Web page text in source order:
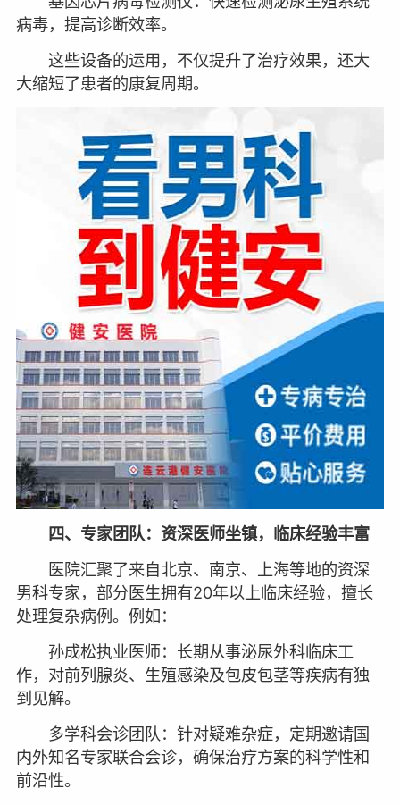
病毒，提高诊断效率。
这些设备的运用，不仅提升了治疗效果，还大
大缩短了患者的康复周期。
四、专家团队：资深医师坐镇，临床经验丰富
医院汇聚了来自北京、南京、上海等地的资深
男科专家，部分医生拥有20年以上临床经验，擅长
处理复杂病例。例如：
孙成松执业医师：长期从事泌尿外科临床工
作，对前列腺炎、生殖感染及包皮包茎等疾病有独
到见解。
多学科会诊团队：针对疑难杂症，定期邀请国
内外知名专家联合会诊，确保治疗方案的科学性和
前沿性。